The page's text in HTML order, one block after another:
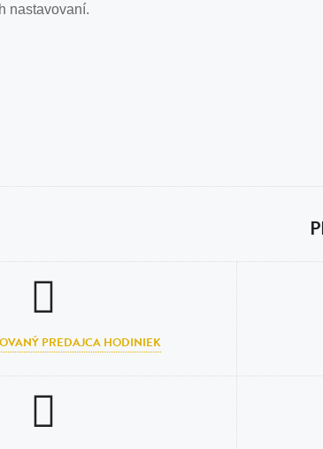
nastavovaní.
PREDAJCA HODINIEK